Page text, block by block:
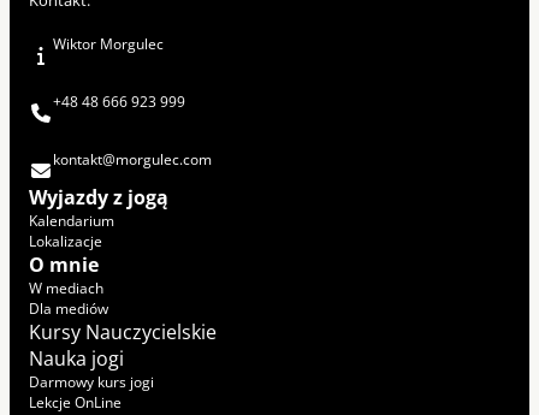
Wiktor Morgulec
+48 48 666 923 999
kontakt@morgulec.com
Wyjazdy z jogą
Kalendarium
Lokalizacje
O mnie
W mediach
Dla mediów
Kursy Nauczycielskie
Nauka jogi
Darmowy kurs jogi
Lekcje OnLine